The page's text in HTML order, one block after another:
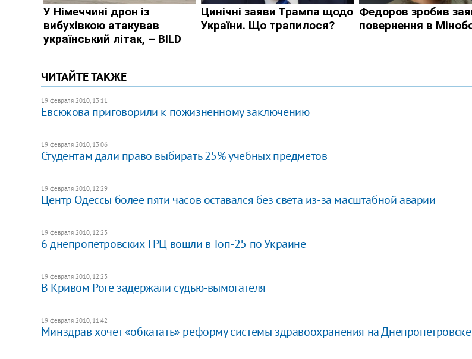
ЧИТАЙТЕ ТАКЖЕ
19 февраля 2010, 13:11
Евсюкова приговорили к пожизненному заключению
19 февраля 2010, 13:06
Студентам дали право выбирать 25% учебных предметов
19 февраля 2010, 12:29
Центр Одессы более пяти часов оставался без света из-за масштабной аварии
19 февраля 2010, 12:23
6 днепропетровских ТРЦ вошли в Топ-25 по Украине
19 февраля 2010, 12:23
В Кривом Роге задержали судью-вымогателя
19 февраля 2010, 11:42
Минздрав хочет «обкатать» реформу системы здравоохранения на Днепропетровске